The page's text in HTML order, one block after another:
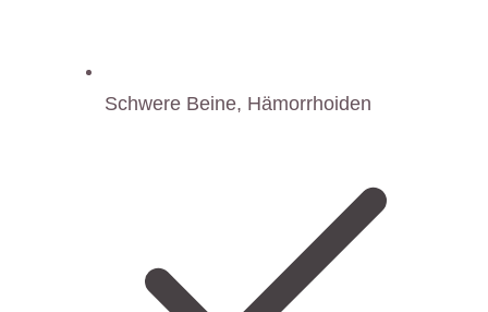
Schwere Beine, Hämorrhoiden